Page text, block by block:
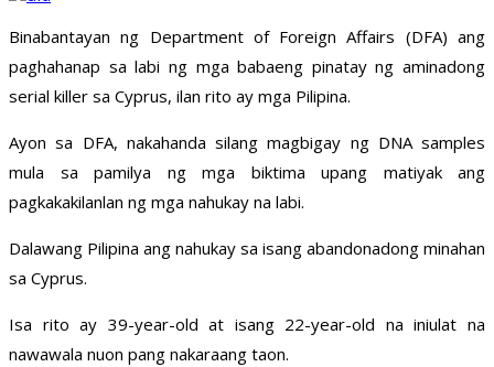
Binabantayan ng Department of Foreign Affairs (DFA) ang
paghahanap sa labi ng mga babaeng pinatay ng aminadong
serial killer sa Cyprus, ilan rito ay mga Pilipina.
Ayon sa DFA, nakahanda silang magbigay ng DNA samples
mula sa pamilya ng mga biktima upang matiyak ang
pagkakakilanlan ng mga nahukay na labi.
Dalawang Pilipina ang nahukay sa isang abandonadong minahan
sa Cyprus.
Isa rito ay 39-year-old at isang 22-year-old na iniulat na
nawawala nuon pang nakaraang taon.